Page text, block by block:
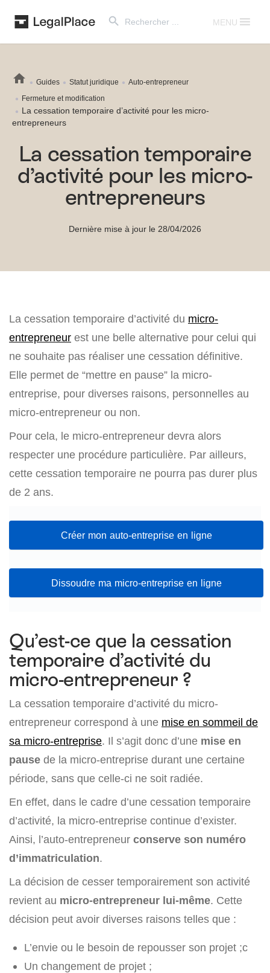
for:
MENU
Guides Statut juridique
Auto-entrepreneur
Fermeture et modification
La cessation temporaire d’activité pour les micro-
entrepreneurs
La cessation temporaire
d’activité pour les micro-
entrepreneurs
Dernière mise à jour le 28/04/2026
La cessation temporaire d’activité du micro-
entrepreneur est une belle alternative pour celui qui
ne souhaite pas réaliser une cessation définitive.
Elle permet de “mettre en pause” la micro-
entreprise, pour diverses raisons, personnelles au
micro-entrepreneur ou non.
Pour cela, le micro-entrepreneur devra alors
respecter une procédure particulière. Par ailleurs,
cette cessation temporaire ne pourra pas durer plus
de 2 ans.
Créer mon auto-entreprise en ligne
Dissoudre ma micro-entreprise en ligne
Qu’est-ce que la cessation
temporaire d’activité du
micro-entrepreneur ?
La cessation temporaire d’activité du micro-
entrepreneur correspond à une mise en sommeil de
sa micro-entreprise. Il s’agit donc d’une mise en
pause de la micro-entreprise durant une certaine
période, sans que celle-ci ne soit radiée.
En effet, dans le cadre d’une cessation temporaire
d’activité, la micro-entreprise continue d’exister.
Ainsi, l’auto-entrepreneur conserve son numéro
d’immatriculation.
La décision de cesser temporairement son activité
revient au micro-entrepreneur lui-même. Cette
décision peut avoir diverses raisons telles que :
L’envie ou le besoin de repousser son projet ;c
Un changement de projet ;